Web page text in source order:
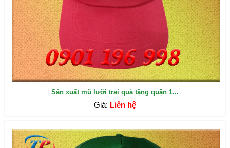
Sản xuất mũ lưỡi trai quà tặng quận 1...
Giá: Liên hệ